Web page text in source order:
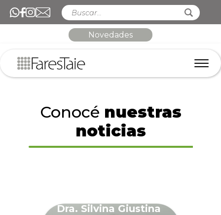
Novedades
Conocé nuestras
noticias
Dra. Silvina Giustina